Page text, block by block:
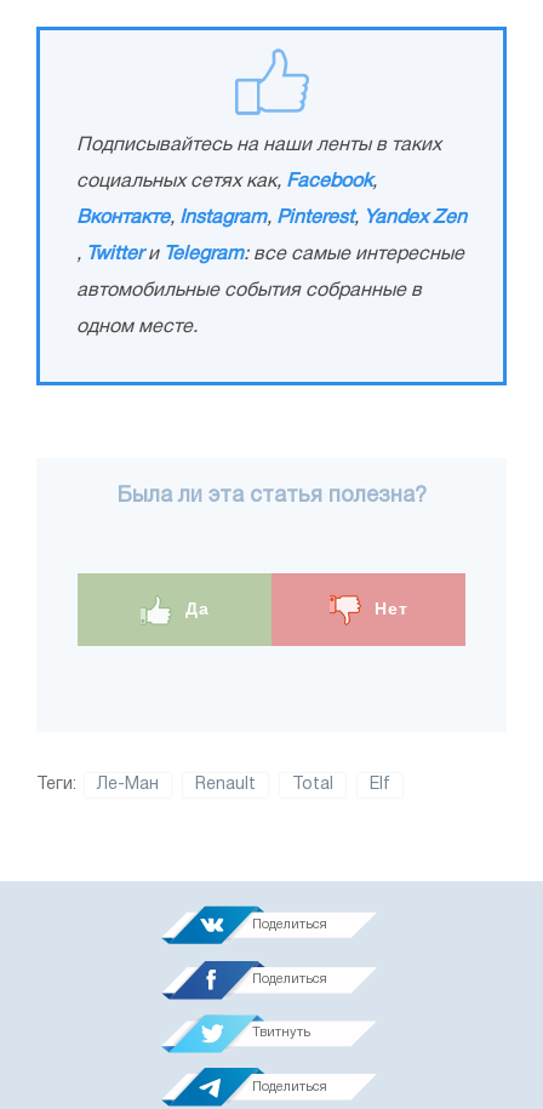
Подписывайтесь на наши ленты в таких
социальных сетях как, Facebook,
Вконтакте, Instagram, Pinterest, Yandex Zen
, Twitterи Telegram: все самые интересные
автомобильные события собранные в
одном месте.
Была ли эта статья полезна?
Да Нет
Теги: Ле-Ман Renault Total Elf
Поделиться
Поделиться
Твитнуть
Поделиться